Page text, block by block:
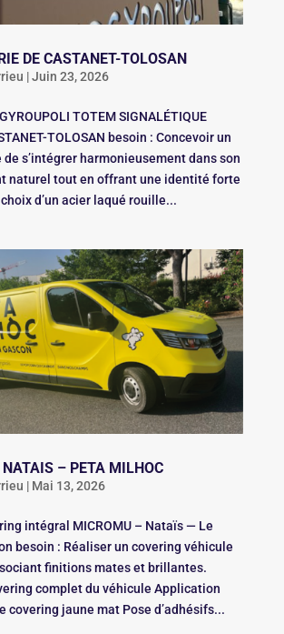
DE CASTANET-TOLOSAN
|Juin 23, 2026
TOTEM SIGNALÉTIQUE
TOLOSAN besoin : Concevoir un
s’intégrer harmonieusement dans son
naturel tout en offrant une identité forte
d’un acier laqué rouille...
– PETA MILHOC
| Mai 13, 2026
intégral MICROMU – Nataïs — Le
besoin : Réaliser un covering véhicule
finitions mates et brillantes.
complet du véhicule Application
covering jaune mat Pose d’adhésifs...